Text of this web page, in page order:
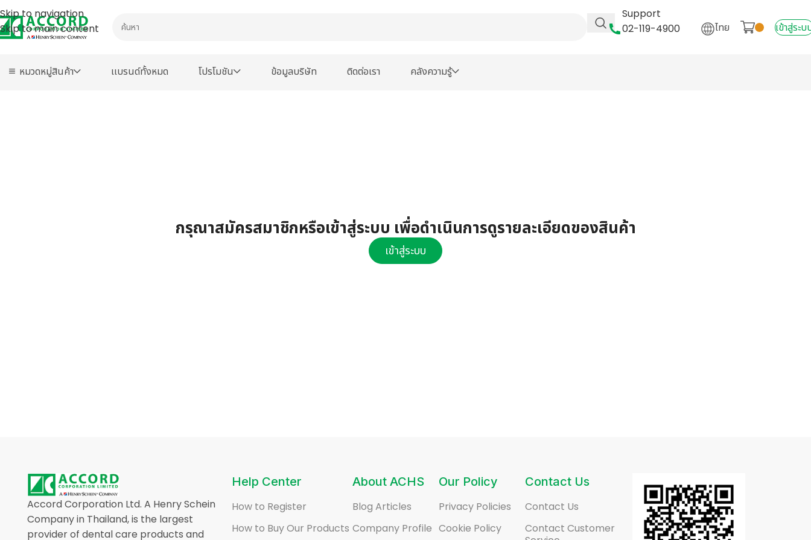
Skip to navigation
Skip to main content
Support
02-119-4900
ไทย เข้าสู่ระบ
หมวดหมู่สินค้า เเบรนด์ทั้งหมด โปรโมชัน ข้อมูลบริษัท ติดต่อเรา คลังความรู้
กรุณาสมัครสมาชิกหรือเข้าสู่ระบบ เพื่อดำเนินการดูรายละเอียดของสินค้า
เข้าสู่ระบบ
Accord Corporation Ltd. A Henry Schein
Company in Thailand, is the largest
provider of dental care products and
Help Center
How to Register
How to Buy Our Products
About ACHS
Blog Articles
Company Profile
Our Policy
Privacy Policies
Cookie Policy
Contact Us
Contact Us
Contact Customer